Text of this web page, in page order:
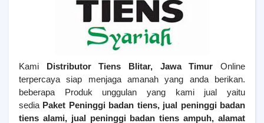
Kami Distributor Tiens Blitar, Jawa TimurOnline
terpercaya siap menjaga amanah yang anda berikan.
beberapa Produk unggulan yang kami jual yaitu
sedia Paket Peninggi badan tiens, jual peninggi badan
tiens alami, jual peninggi badan tiens ampuh, alamat